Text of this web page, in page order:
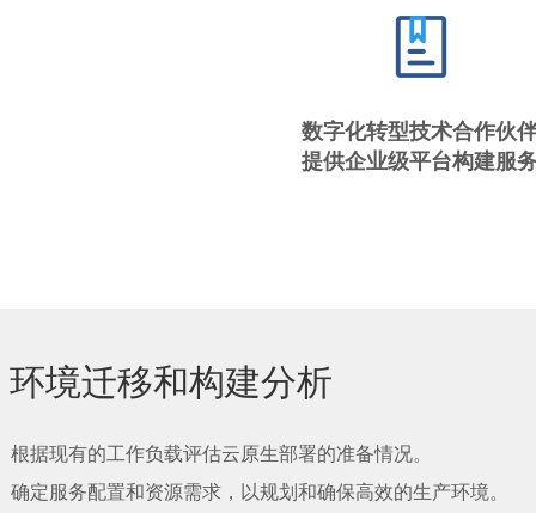
数字化转型技术合作伙
提供企业级平台构建服
根据现有的工作负载评估云原生部署的准备情况。
确定服务配置和资源需求，以规划和确保高效的生产环境。
环境迁移和构建分析​